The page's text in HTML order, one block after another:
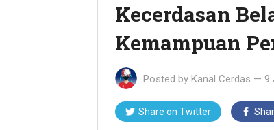
Kecerdasan
Kemampuan
Posted by Kanal Cerdas — 9
Share on Twitter